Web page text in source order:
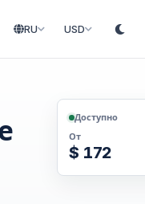
RU USD
Доступно
От
$ 172